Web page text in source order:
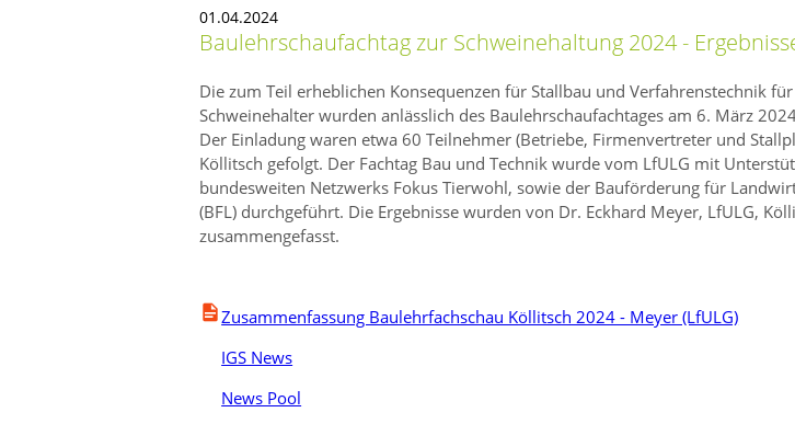
01.04.2024
Baulehrschaufachtag zur Schweinehaltung 2024 -
Die zum Teil erheblichen Konsequenzen für Stallbau und Verfahrenstechnik für
Schweinehalter wurden anlässlich des Baulehrschaufachtages am 6. März
Der Einladung waren etwa 60 Teilnehmer (Betriebe, Firmenvertreter und
Köllitsch gefolgt. Der Fachtag Bau und Technik wurde vom LfULG mit
bundesweiten Netzwerks Fokus Tierwohl, sowie der Bauförderung für
(BFL) durchgeführt. Die Ergebnisse wurden von Dr. Eckhard Meyer, LfULG,
zusammengefasst.
Zusammenfassung Baulehrfachschau Köllitsch 2024 - Meyer (LfULG)
IGS News
News Pool